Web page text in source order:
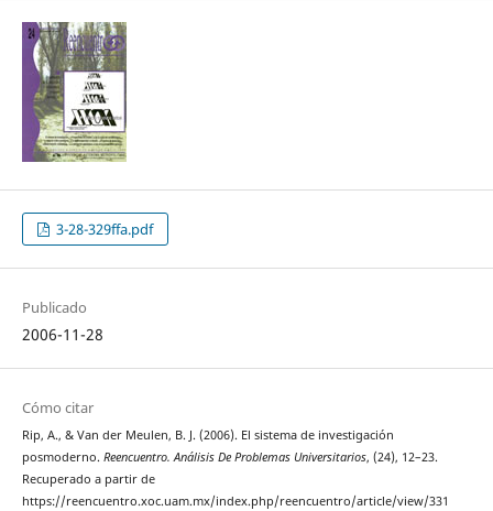
3-28-329ffa.pdf
Publicado
2006-11-28
Cómo citar
Rip, A., & Van der Meulen, B. J. (2006). El sistema de investigación
posmoderno. Reencuentro. Análisis De Problemas Universitarios, (24), 12–23.
Recuperado a partir de
https://reencuentro.xoc.uam.mx/index.php/reencuentro/article/view/331